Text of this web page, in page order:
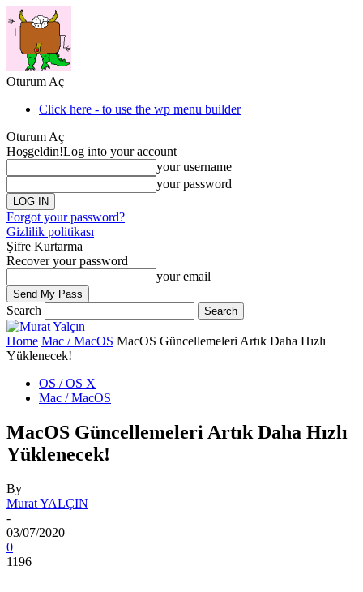
Oturum Aç
Click here - to use the wp menu builder
Oturum Aç
Hoşgeldin!Log into your account
your username
your password
Forgot your password?
Gizlilik politikası
Şifre Kurtarma
Recover your password
your email
Search
Home Mac / MacOS MacOS Güncellemeleri Artık Daha Hızlı
Yüklenecek!
OS / OS X
Mac / MacOS
MacOS Güncellemeleri Artık Daha Hızlı
Yüklenecek!
By
Murat YALÇIN
-
03/07/2020
0
1196